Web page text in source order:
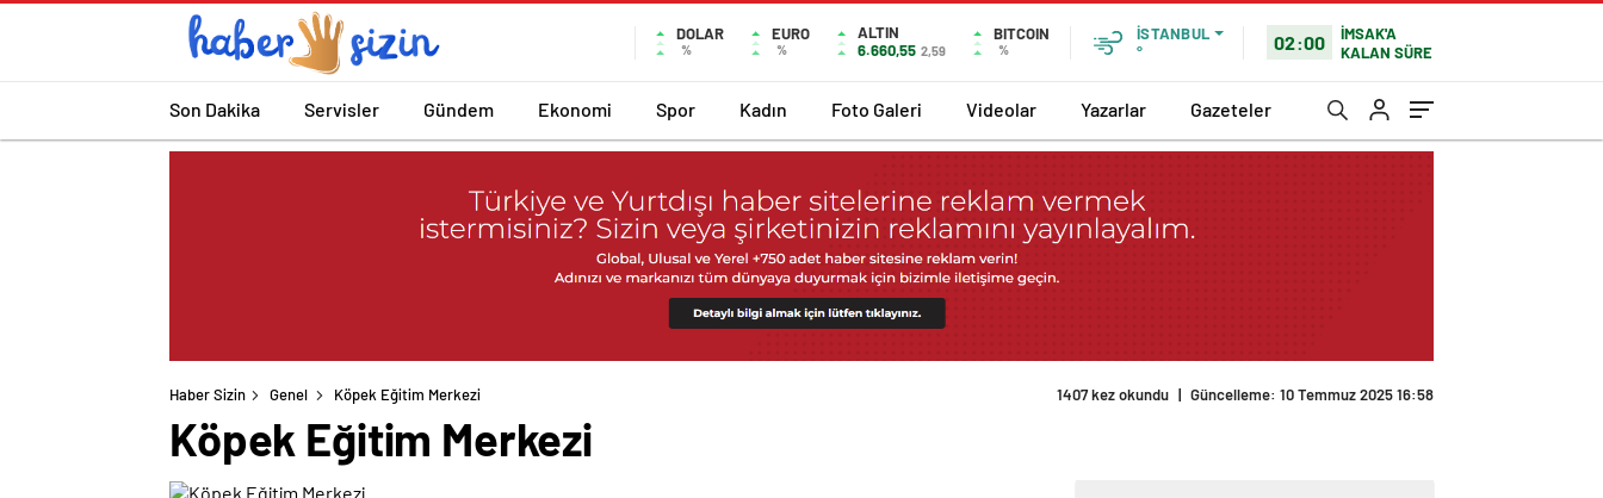
DOLAR
%
EURO
%
ALTIN
6.660,55 2,59
BITCOIN
%
İSTANBUL
°
02:00
İMSAK'A
KALAN SÜRE
Son Dakika Servisler Gündem Ekonomi Spor Kadın Foto Galeri Videolar Yazarlar Gazeteler
Haber Sizin Genel Köpek Eğitim Merkezi 1407 kez okundu | Güncelleme: 10 Temmuz 2025 16:58
Köpek Eğitim Merkezi